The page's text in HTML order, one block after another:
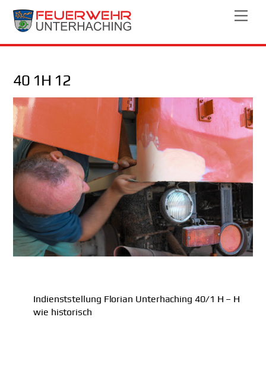
Skip
40 1H 12
Indienststellung Florian Unterhaching 40/1 H – H
wie historisch